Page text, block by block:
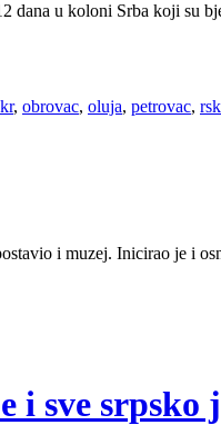
dana u koloni Srba koji su
, obrovac, oluja, petrovac,
i muzej. Inicirao je i
i sve